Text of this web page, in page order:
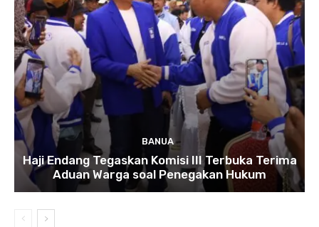
BANUA
Haji Endang Tegaskan Komisi III Terbuka Terima
Aduan Warga soal Penegakan Hukum